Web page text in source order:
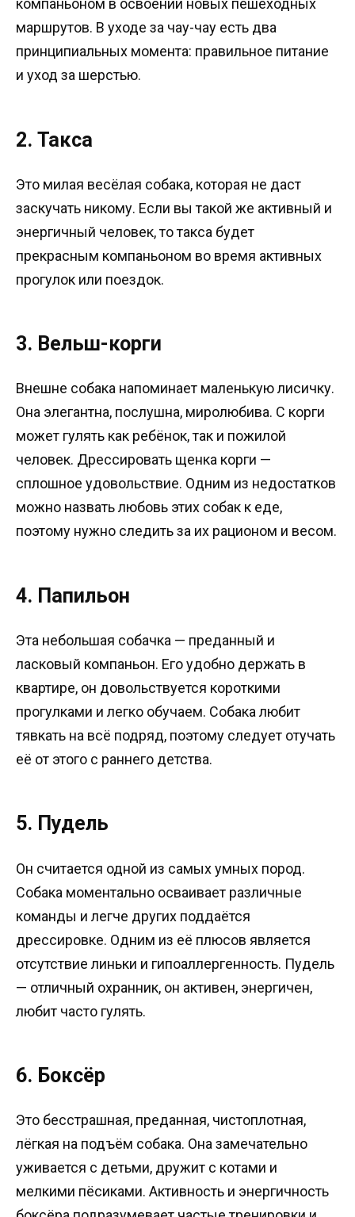
компаньоном в освоении новых пешеходных
маршрутов. В уходе за чау-чау есть два
принципиальных момента: правильное питание
и уход за шерстью.
2. Такса
Это милая весёлая собака, которая не даст
заскучать никому. Если вы такой же активный и
энергичный человек, то такса будет
прекрасным компаньоном во время активных
прогулок или поездок.
3. Вельш-корги
Внешне собака напоминает маленькую лисичку.
Она элегантна, послушна, миролюбива. С корги
может гулять как ребёнок, так и пожилой
человек. Дрессировать щенка корги —
сплошное удовольствие. Одним из недостатков
можно назвать любовь этих собак к еде,
поэтому нужно следить за их рационом и весом.
4. Папильон
Эта небольшая собачка — преданный и
ласковый компаньон. Его удобно держать в
квартире, он довольствуется короткими
прогулками и легко обучаем. Собака любит
тявкать на всё подряд, поэтому следует отучать
её от этого с раннего детства.
5. Пудель
Он считается одной из самых умных пород.
Собака моментально осваивает различные
команды и легче других поддаётся
дрессировке. Одним из её плюсов является
отсутствие линьки и гипоаллергенность. Пудель
— отличный охранник, он активен, энергичен,
любит часто гулять.
6. Боксёр
Это бесстрашная, преданная, чистоплотная,
лёгкая на подъём собака. Она замечательно
уживается с детьми, дружит с котами и
мелкими пёсиками. Активность и энергичность